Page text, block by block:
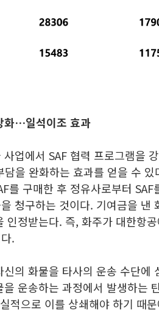
화…일석이조 효과
업에서 SAF 협력 프로그램을
담을 완화하는 효과를 얻을 수
를 구매한 후 정유사로부터
청구하는 것이다. 기여금을 낸
인정받는다. 즉, 화주가 대한항
.
의 화물을 타사의 운송 수단에
운송하는 과정에서 발생하는
적으로 이를 상쇄해야 하기 때